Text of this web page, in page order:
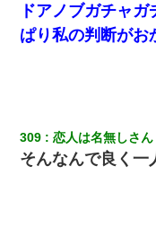
姉旦那の友達「ほんと
→思わず手を叩いて振
父が他界→父のフリン相
ことは謝ります。ごめ
って知ってるの？」相
ドアノブガチャ
ぱり私の判断がお
309 恋人は名無しさん
そんなんで良く一